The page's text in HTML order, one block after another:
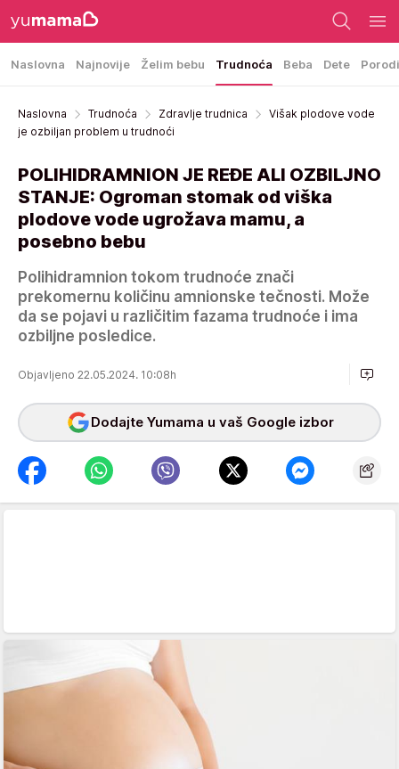
Naslovna Najnovije Želim bebu Trudnoća Beba Dete
Naslovna Trudnoća Zdravlje trudnica
Višak plodove vode
je ozbiljan problem u trudnoći
POLIHIDRAMNION JE REĐE ALI OZBILJNO
STANJE: Ogroman stomak od viška
plodove vode ugrožava mamu, a
posebno bebu
Polihidramnion tokom trudnoće znači
prekomernu količinu amnionske tečnosti. Može
da se pojavi u različitim fazama trudnoće i ima
ozbiljne posledice.
Objavljeno 22.05.2024. 10:08h
Dodajte Yumama u vaš Google izbor